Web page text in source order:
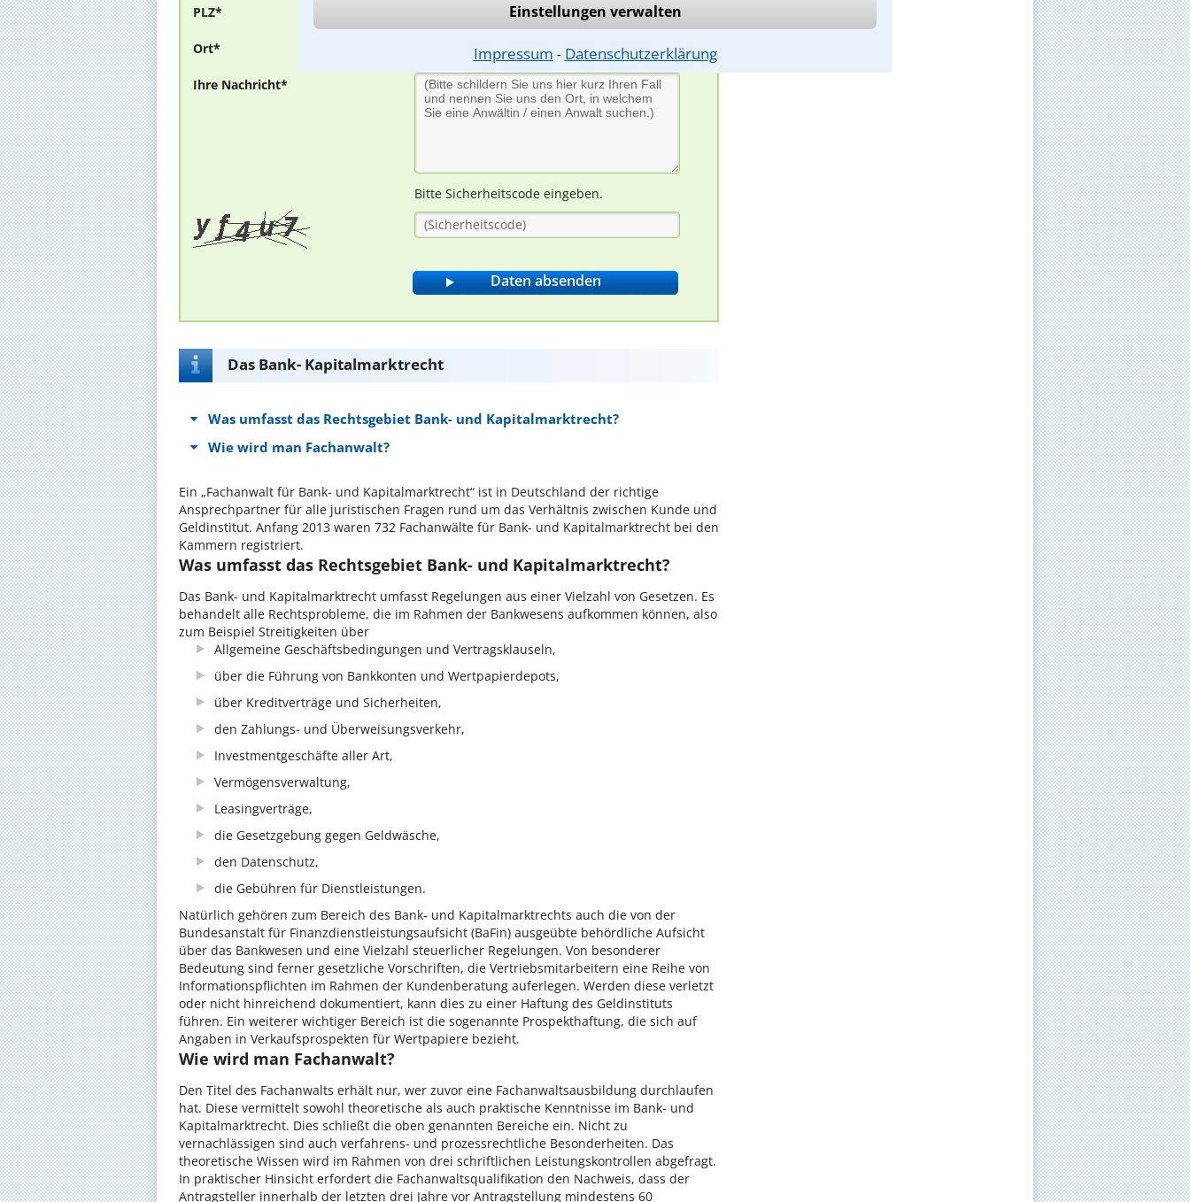
Einstellungen verwalten
Impressum ⁃ Datenschutzerklärung
PLZ*
Ort*
Ihre Nachricht*
Bitte Sicherheitscode eingeben.
Das Bank- Kapitalmarktrecht
Was umfasst das Rechtsgebiet Bank- und Kapitalmarktrecht?
Wie wird man Fachanwalt?
Ein „Fachanwalt für Bank- und Kapitalmarktrecht“ ist in Deutschland der richtige
Ansprechpartner für alle juristischen Fragen rund um das Verhältnis zwischen Kunde und
Geldinstitut. Anfang 2013 waren 732 Fachanwälte für Bank- und Kapitalmarktrecht bei den
Kammern registriert.
Was umfasst das Rechtsgebiet Bank- und Kapitalmarktrecht?
Das Bank- und Kapitalmarktrecht umfasst Regelungen aus einer Vielzahl von Gesetzen. Es
behandelt alle Rechtsprobleme, die im Rahmen der Bankwesens aufkommen können, also
zum Beispiel Streitigkeiten über
Allgemeine Geschäftsbedingungen und Vertragsklauseln,
über die Führung von Bankkonten und Wertpapierdepots,
über Kreditverträge und Sicherheiten,
den Zahlungs- und Überweisungsverkehr,
Investmentgeschäfte aller Art,
Vermögensverwaltung,
Leasingverträge,
die Gesetzgebung gegen Geldwäsche,
den Datenschutz,
die Gebühren für Dienstleistungen.
Natürlich gehören zum Bereich des Bank- und Kapitalmarktrechts auch die von der
Bundesanstalt für Finanzdienstleistungsaufsicht (BaFin) ausgeübte behördliche Aufsicht
über das Bankwesen und eine Vielzahl steuerlicher Regelungen. Von besonderer
Bedeutung sind ferner gesetzliche Vorschriften, die Vertriebsmitarbeitern eine Reihe von
Informationspflichten im Rahmen der Kundenberatung auferlegen. Werden diese verletzt
oder nicht hinreichend dokumentiert, kann dies zu einer Haftung des Geldinstituts
führen. Ein weiterer wichtiger Bereich ist die sogenannte Prospekthaftung, die sich auf
Angaben in Verkaufsprospekten für Wertpapiere bezieht.
Wie wird man Fachanwalt?
Den Titel des Fachanwalts erhält nur, wer zuvor eine Fachanwaltsausbildung durchlaufen
hat. Diese vermittelt sowohl theoretische als auch praktische Kenntnisse im Bank- und
Kapitalmarktrecht. Dies schließt die oben genannten Bereiche ein. Nicht zu
vernachlässigen sind auch verfahrens- und prozessrechtliche Besonderheiten. Das
theoretische Wissen wird im Rahmen von drei schriftlichen Leistungskontrollen abgefragt.
In praktischer Hinsicht erfordert die Fachanwaltsqualifikation den Nachweis, dass der
Antragsteller innerhalb der letzten drei Jahre vor Antragstellung mindestens 60